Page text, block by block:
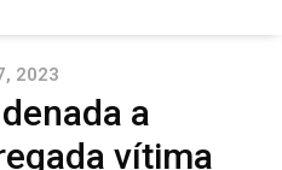
2023
a
vítima